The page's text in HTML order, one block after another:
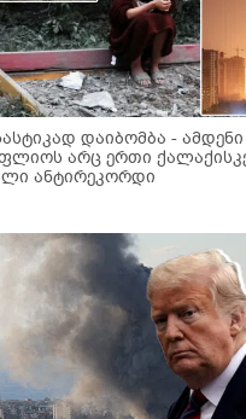
დაიბომბა -
არც ერთი
ანტირეკორდი